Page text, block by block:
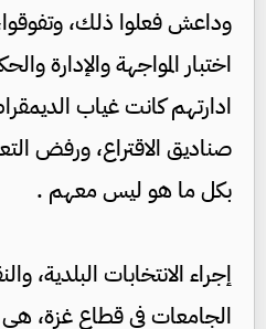
وداعش فعلوا ذلك،
اختبار المواجهة والإدارة
ادارتهم كانت غياب
صناديق الاقتراع، ورفض
بكل ما هو ليس معهم .
إجراء الانتخابات البلدية،
الجامعات في قطاع غزة، هي